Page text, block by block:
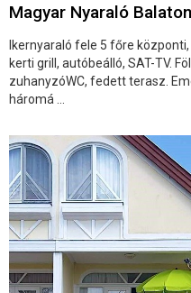
Magyar Nyaraló
Ikernyaraló fele 5 főre
kerti grill, autóbeálló, SAT-TV.
zuhanyzóWC, fedett terasz.
háromá ...